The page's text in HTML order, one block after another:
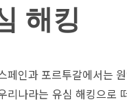
해킹
페인과 포르투갈에서는
리나라는 유심 해킹으로